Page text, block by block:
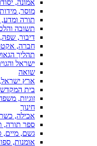
אמונה,
מוסר, מידות
תורה ומדע,
תשובה
דיבור,
חברה,
תהליך
ישראל
שואה
ארץ
בית
זוגיות,
חינוך
אכילה,
ספר תורה,
גשם, מיים,
אומנות,